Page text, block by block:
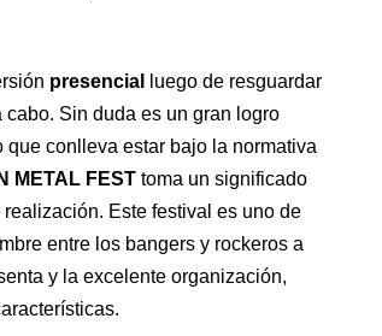
presencial
luego de resguardar
Sin duda es un gran logro
conlleva estar bajo la normativa
METAL FEST toma un significado
Este festival es uno de
entre los bangers y rockeros a
y la excelente organización,